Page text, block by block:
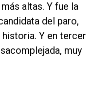
altas. Y fue la
del paro,
Y en tercer
muy